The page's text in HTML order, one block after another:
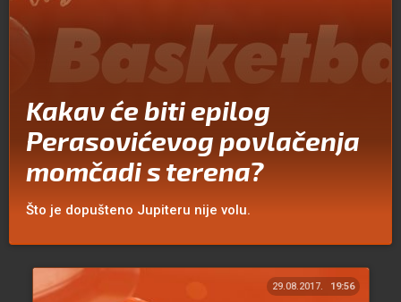
Kakav će biti epilog
Perasovićevog povlačenja
momčadi s terena?
Što je dopušteno Jupiteru nije volu.
29.08.2017. 19:56